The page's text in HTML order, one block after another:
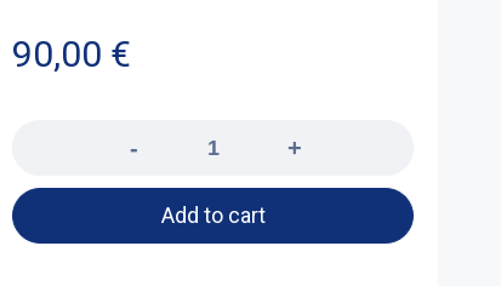
90,00 €
Add to cart